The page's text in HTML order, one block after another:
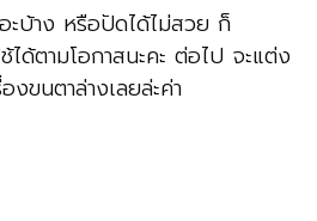
ะบ้าง หรือปัดได้ไม่สวย ก็
ได้ตามโอกาสนะคะ ต่อไป จะแต่ง
งขนตาล่างเลยล่ะค่า